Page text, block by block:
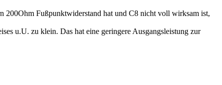
200Ohm Fußpunktwiderstand hat und C8 nicht voll wirksam ist,
u.U. zu klein. Das hat eine geringere Ausgangsleistung zur